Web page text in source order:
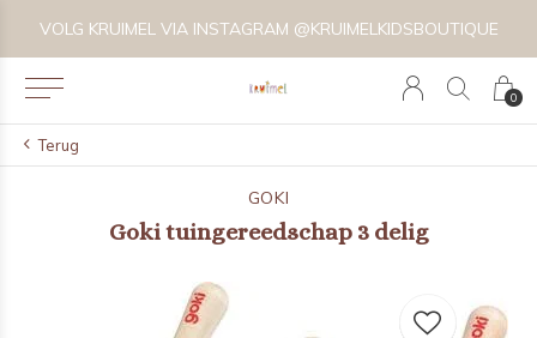
0
VOLG KRUIMEL VIA INSTAGRAM @KRUIMELKIDSBOUTIQUE
Terug
GOKI
Goki tuingereedschap 3 delig